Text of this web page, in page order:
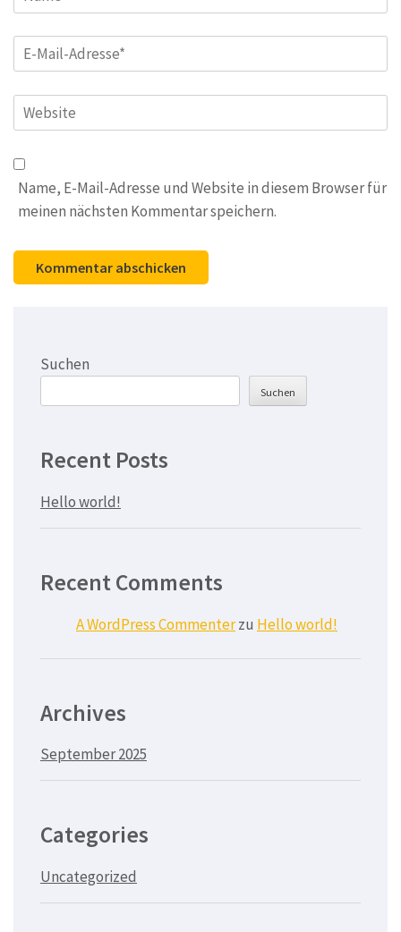
E-
Mail*
Website
Name, E-Mail-Adresse und Website in diesem Browser für
meinen nächsten Kommentar speichern.
Suchen
Suchen
Recent Posts
Hello world!
Recent Comments
A WordPress Commenterzu Hello world!
Archives
September 2025
Categories
Uncategorized